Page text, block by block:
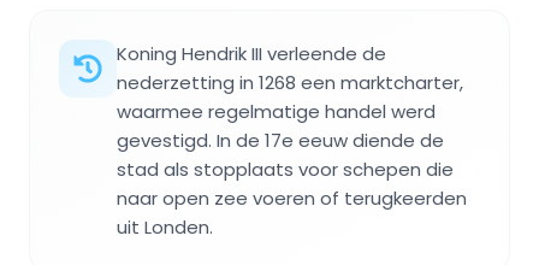
Koning Hendrik III verleende de
nederzetting in 1268 een marktcharter,
waarmee regelmatige handel werd
gevestigd. In de 17e eeuw diende de
stad als stopplaats voor schepen die
naar open zee voeren of terugkeerden
uit Londen.